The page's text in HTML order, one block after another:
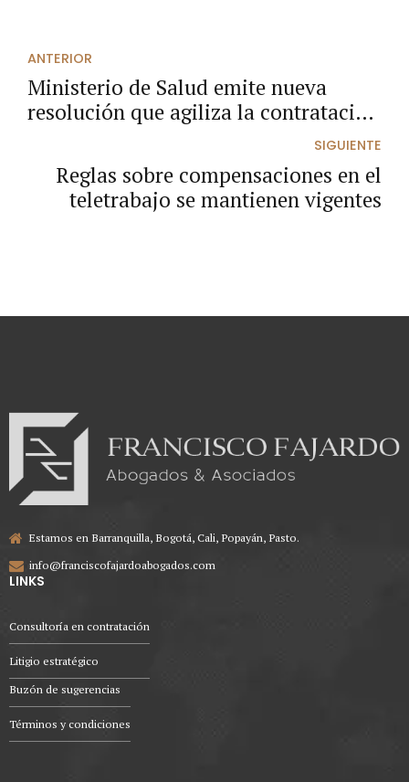
ANTERIOR
Ministerio de Salud emite nueva
resolución que agiliza la contratación
de obras y dotación en hospitales.SIGUIENTE
Reglas sobre compensaciones en el
teletrabajo se mantienen vigentes
Estamos en Barranquilla, Bogotá, Cali, Popayán, Pasto.
info@franciscofajardoabogados.com
LINKS
Consultoría en contratación
Litigio estratégico
Buzón de sugerencias
Términos y condiciones